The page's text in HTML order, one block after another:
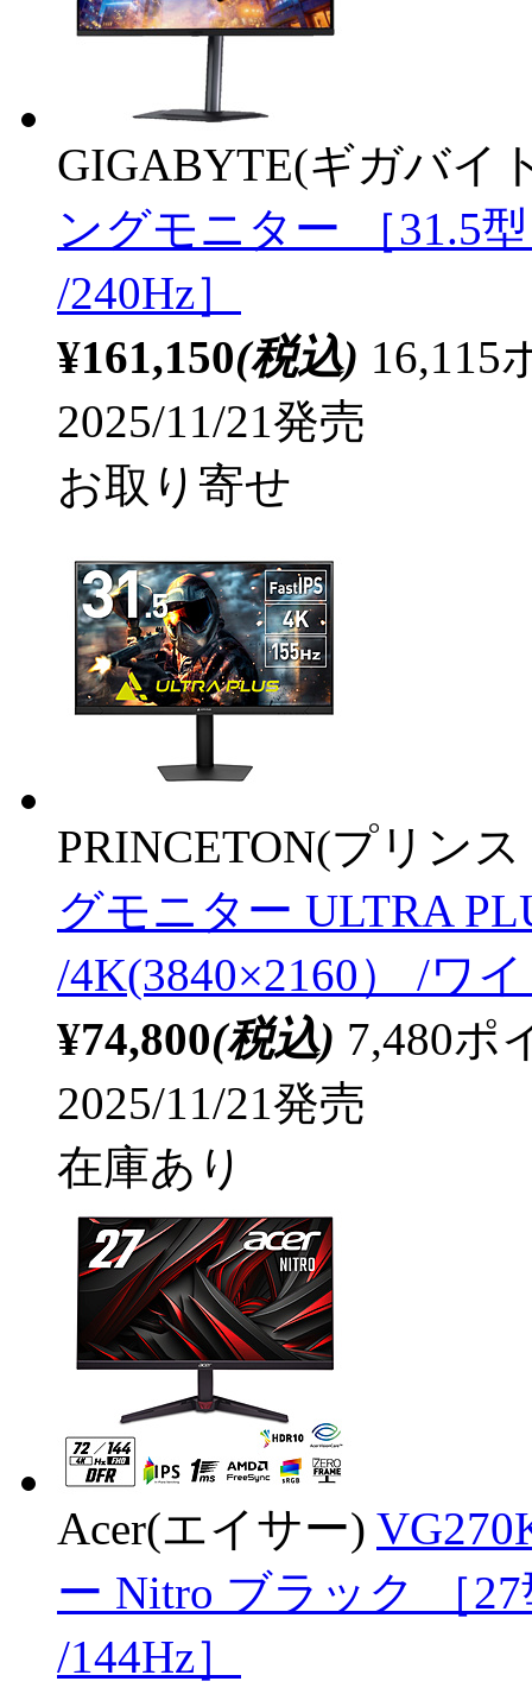
GIGABYTE(ギガバイ
ングモニター ［31.5
/240Hz］
¥161,150(税込) 16,115
2025/11/21発売
お取り寄せ
PRINCETON(プリン
グモニター ULTRA
/4K(3840×2160） /ワ
¥74,800(税込) 7,480ポ
2025/11/21発売
在庫あり
Acer(エイサー)
ー Nitro ブラック ［
/144Hz］